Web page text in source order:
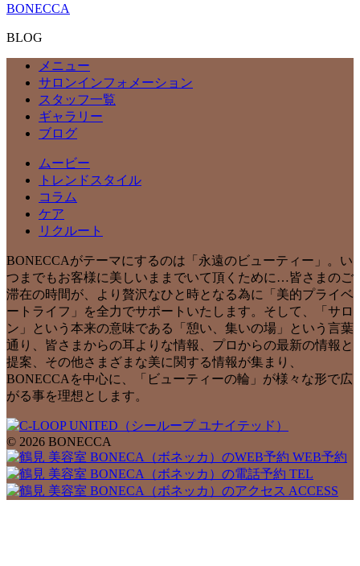
BONECCA
BLOG
メニュー
サロンインフォメーション
スタッフ一覧
ギャラリー
ブログ
ムービー
トレンドスタイル
コラム
ケア
リクルート
BONECCAがテーマにするのは「永遠のビューティー」。い
つまでもお客様に美しいままでいて頂くために…皆さまのご
滞在の時間が、より贅沢なひと時となる為に「美的プライベ
ートライフ」を全力でサポートいたします。そして、「サロ
ン」という本来の意味である「憩い、集いの場」という言葉
通り、皆さまからの耳よりな情報、プロからの最新の情報と
提案、その他さまざまな美に関する情報が集まり、
BONECCAを中心に、「ビューティーの輪」が様々な形で広
がる事を理想とします。
© 2026 BONECCA
WEB予約
TEL
ACCESS